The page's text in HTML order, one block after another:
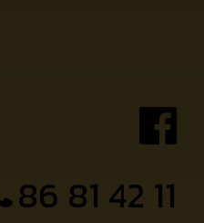
86 81 42 11